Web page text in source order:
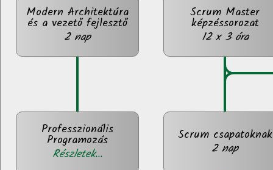
Modern Architektúra
és a vezető fejlesztő
2 nap
Scrum Master
képzéssorozat
12 x 3 óra
Professzionális
Programozás
Részletek...
Scrum csapatoknak
2 nap